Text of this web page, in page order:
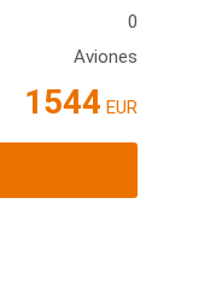
0
Aviones
1544 EUR